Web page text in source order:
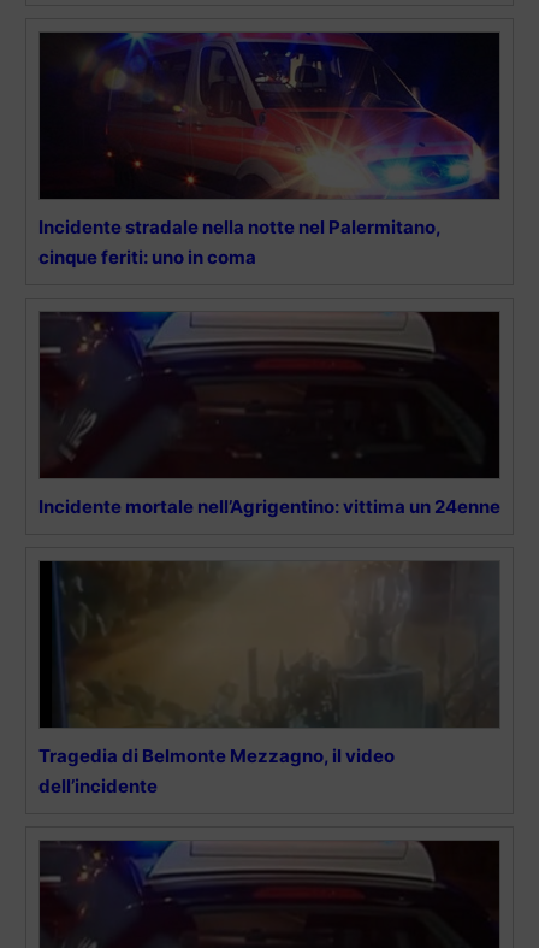
Incidente stradale nella notte nel Palermitano,
cinque feriti: uno in coma
Incidente mortale nell’Agrigentino: vittima un 24enne
Tragedia di Belmonte Mezzagno, il video
dell’incidente